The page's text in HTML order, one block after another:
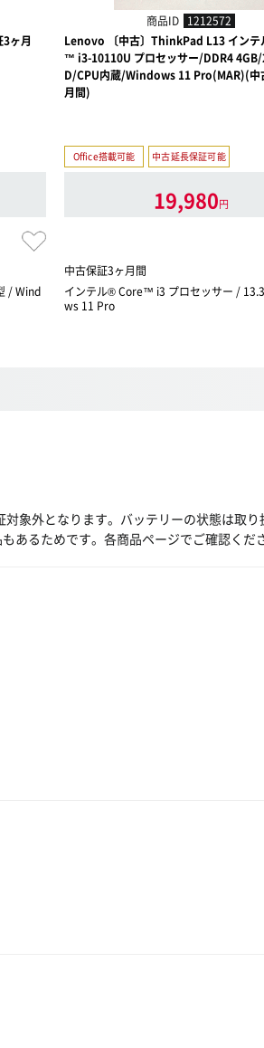
ヶ月
/ Wind
商品ID 1212572
Lenovo 〔中古〕ThinkPad L13 イン
™ i3-10110U プロセッサー/DDR4 4GB/
D/CPU内蔵/Windows 11 Pro(MAR)(中
月間)
Office搭載可能 中古延長保証可能
19,980円
中古保証3ヶ月間
インテル® Core™ i3 プロセッサー /
ws 11 Pro
象外となります。バッテリーの状態は取り
あるためです。各商品ページでご確認くだ